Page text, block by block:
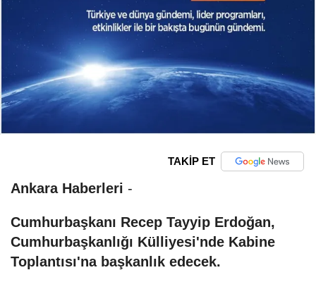
TAKİP ET
Ankara Haberleri -
Cumhurbaşkanı Recep Tayyip Erdoğan,
Cumhurbaşkanlığı Külliyesi'nde Kabine
Toplantısı'na başkanlık edecek.